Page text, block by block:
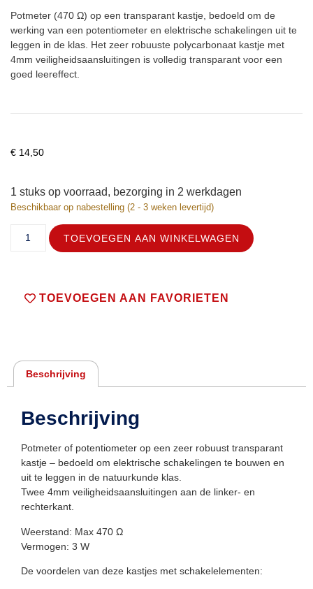
Potmeter (470 Ω) op een transparant kastje, bedoeld om de
werking van een potentiometer en elektrische schakelingen uit te
leggen in de klas. Het zeer robuuste polycarbonaat kastje met
4mm veiligheidsaansluitingen is volledig transparant voor een
goed leereffect.
€ 14,50
1 stuks op voorraad, bezorging in 2 werkdagen
Beschikbaar op nabestelling (2 - 3 weken levertijd)
TOEVOEGEN AAN WINKELWAGEN
TOEVOEGEN AAN FAVORIETEN
Beschrijving
Beschrijving
Potmeter of potentiometer op een zeer robuust transparant
kastje – bedoeld om elektrische schakelingen te bouwen en
uit te leggen in de natuurkunde klas.
Twee 4mm veiligheidsaansluitingen aan de linker- en
rechterkant.
Weerstand: Max 470 Ω
Vermogen: 3 W
De voordelen van deze kastjes met schakelelementen: